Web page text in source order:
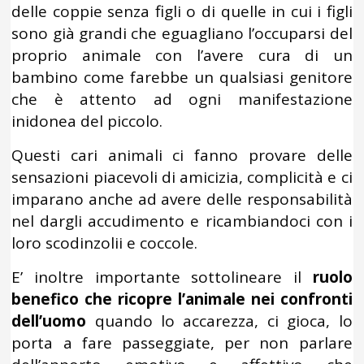
delle coppie senza figli o di quelle in cui i figli
sono già grandi che eguagliano l’occuparsi del
proprio animale con l’avere cura di un
bambino come farebbe un qualsiasi genitore
che è attento ad ogni manifestazione
inidonea del piccolo.
Questi cari animali ci fanno provare delle
sensazioni piacevoli di amicizia, complicità e ci
imparano anche ad avere delle responsabilità
nel dargli accudimento e ricambiandoci con i
loro scodinzolii e coccole.
E’ inoltre importante sottolineare il ruolo
benefico che ricopre l’animale nei confronti
dell’uomo quando lo accarezza, ci gioca, lo
porta a fare passeggiate, per non parlare